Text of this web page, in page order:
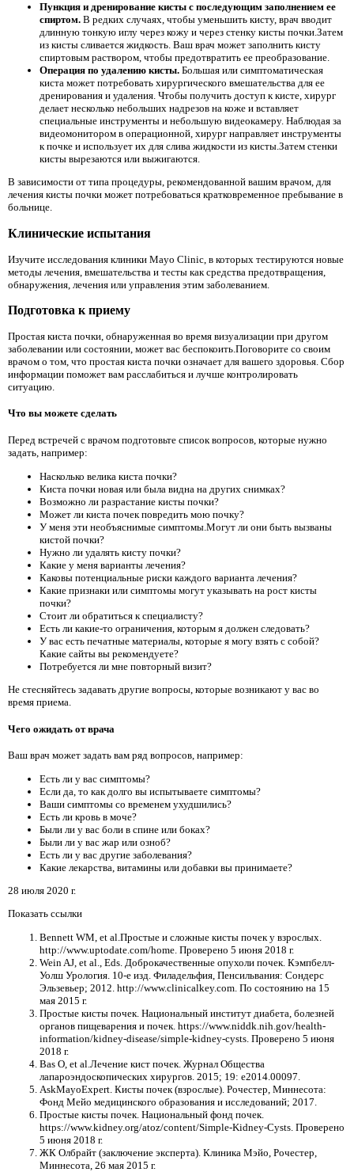
Пункция и дренирование кисты с последующим заполнением ее
спиртом. В редких случаях, чтобы уменьшить кисту, врач вводит
длинную тонкую иглу через кожу и через стенку кисты почки.Затем
из кисты сливается жидкость. Ваш врач может заполнить кисту
спиртовым раствором, чтобы предотвратить ее преобразование.
Операция по удалению кисты. Большая или симптоматическая
киста может потребовать хирургического вмешательства для ее
дренирования и удаления. Чтобы получить доступ к кисте, хирург
делает несколько небольших надрезов на коже и вставляет
специальные инструменты и небольшую видеокамеру. Наблюдая за
видеомонитором в операционной, хирург направляет инструменты
к почке и использует их для слива жидкости из кисты.Затем стенки
кисты вырезаются или выжигаются.
В зависимости от типа процедуры, рекомендованной вашим врачом, для
лечения кисты почки может потребоваться кратковременное пребывание в
больнице.
Клинические испытания
Изучите исследования клиники Mayo Clinic, в которых тестируются новые
методы лечения, вмешательства и тесты как средства предотвращения,
обнаружения, лечения или управления этим заболеванием.
Подготовка к приему
Простая киста почки, обнаруженная во время визуализации при другом
заболевании или состоянии, может вас беспокоить.Поговорите со своим
врачом о том, что простая киста почки означает для вашего здоровья. Сбор
информации поможет вам расслабиться и лучше контролировать
ситуацию.
Что вы можете сделать
Перед встречей с врачом подготовьте список вопросов, которые нужно
задать, например:
Насколько велика киста почки?
Киста почки новая или была видна на других снимках?
Возможно ли разрастание кисты почки?
Может ли киста почек повредить мою почку?
У меня эти необъяснимые симптомы.Могут ли они быть вызваны
кистой почки?
Нужно ли удалять кисту почки?
Какие у меня варианты лечения?
Каковы потенциальные риски каждого варианта лечения?
Какие признаки или симптомы могут указывать на рост кисты
почки?
Стоит ли обратиться к специалисту?
Есть ли какие-то ограничения, которым я должен следовать?
У вас есть печатные материалы, которые я могу взять с собой?
Какие сайты вы рекомендуете?
Потребуется ли мне повторный визит?
Не стесняйтесь задавать другие вопросы, которые возникают у вас во
время приема.
Чего ожидать от врача
Ваш врач может задать вам ряд вопросов, например:
Есть ли у вас симптомы?
Если да, то как долго вы испытываете симптомы?
Ваши симптомы со временем ухудшились?
Есть ли кровь в моче?
Были ли у вас боли в спине или боках?
Были ли у вас жар или озноб?
Есть ли у вас другие заболевания?
Какие лекарства, витамины или добавки вы принимаете?
28 июля 2020 г.
Показать ссылки
Bennett WM, et al.Простые и сложные кисты почек у взрослых.
http://www.uptodate.com/home. Проверено 5 июня 2018 г.
Wein AJ, et al., Eds. Доброкачественные опухоли почек. Кэмпбелл-
Уолш Урология. 10-е изд. Филадельфия, Пенсильвания: Сондерс
Эльзевьер; 2012. http://www.clinicalkey.com. По состоянию на 15
мая 2015 г.
Простые кисты почек. Национальный институт диабета, болезней
органов пищеварения и почек. https://www.niddk.nih.gov/health-
information/kidney-disease/simple-kidney-cysts. Проверено 5 июня
2018 г.
Bas O, et al.Лечение кист почек. Журнал Общества
лапароэндоскопических хирургов. 2015; 19: e2014.00097.
AskMayoExpert. Кисты почек (взрослые). Рочестер, Миннесота:
Фонд Мейо медицинского образования и исследований; 2017.
Простые кисты почек. Национальный фонд почек.
https://www.kidney.org/atoz/content/Simple-Kidney-Cysts. Проверено
5 июня 2018 г.
ЖК Олбрайт (заключение эксперта). Клиника Мэйо, Рочестер,
Миннесота, 26 мая 2015 г.